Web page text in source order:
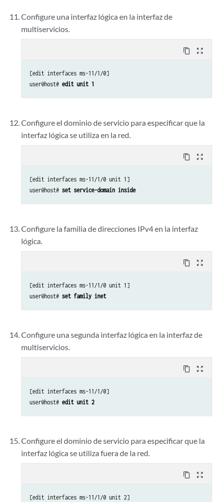
Configure una interfaz lógica en la interfaz de
multiservicios.
content_copy zoom_out_map
[edit interfaces ms-11/1/0]
user@host# edit unit 1
Configure el dominio de servicio para especificar que la
interfaz lógica se utiliza en la red.
content_copy zoom_out_map
[edit interfaces ms-11/1/0 unit 1]
user@host# set service-domain inside
Configure la familia de direcciones IPv4 en la interfaz
lógica.
content_copy zoom_out_map
[edit interfaces ms-11/1/0 unit 1]
user@host# set family inet
Configure una segunda interfaz lógica en la interfaz de
multiservicios.
content_copy zoom_out_map
[edit interfaces ms-11/1/0]
user@host# edit unit 2
Configure el dominio de servicio para especificar que la
interfaz lógica se utiliza fuera de la red.
content_copy zoom_out_map
[edit interfaces ms-11/1/0 unit 2]